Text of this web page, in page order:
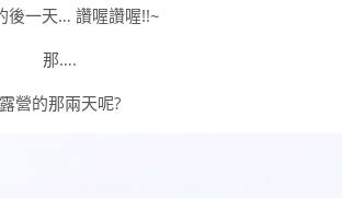
後一天… 讚喔讚喔!!~
那….
營的那兩天呢?